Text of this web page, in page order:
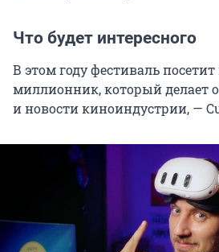
Что будет интересного
В этом году фестиваль
миллионник, который делает
и новости киноиндустрии, —